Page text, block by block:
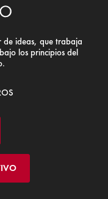
de ideas, que trabaja
los principios del